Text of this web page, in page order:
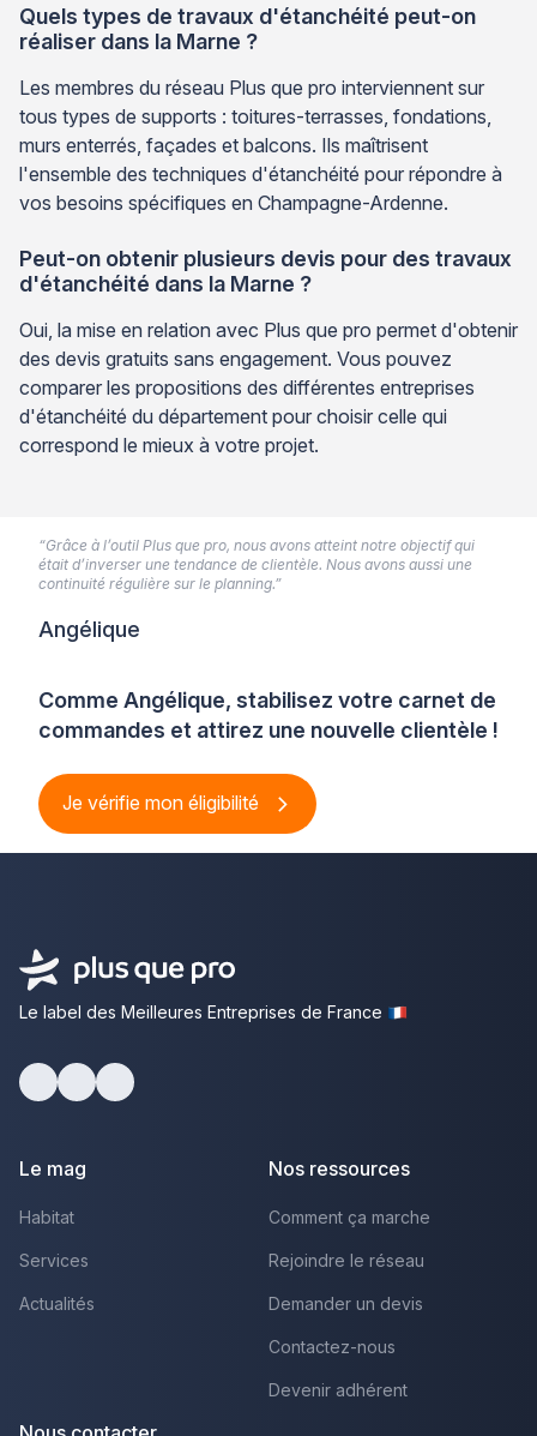
Quels types de travaux d'étanchéité peut-on
réaliser dans la Marne ?
Les membres du réseau Plus que pro interviennent sur
tous types de supports : toitures-terrasses, fondations,
murs enterrés, façades et balcons. Ils maîtrisent
l'ensemble des techniques d'étanchéité pour répondre à
vos besoins spécifiques en Champagne-Ardenne.
Peut-on obtenir plusieurs devis pour des travaux
d'étanchéité dans la Marne ?
Oui, la mise en relation avec Plus que pro permet d'obtenir
des devis gratuits sans engagement. Vous pouvez
comparer les propositions des différentes entreprises
d'étanchéité du département pour choisir celle qui
correspond le mieux à votre projet.
Comme Angélique, stabilisez votre carnet de
commandes et attirez une nouvelle clientèle !
Je vérifie mon éligibilité
“Grâce à l’outil Plus que pro, nous avons atteint notre objectif qui
était d’inverser une tendance de clientèle. Nous avons aussi une
continuité régulière sur le planning.”
Angélique
Le label des Meilleures Entreprises de France
Le mag
Habitat
Services
Actualités
Nos ressources
Comment ça marche
Rejoindre le réseau
Demander un devis
Contactez-nous
Devenir adhérent